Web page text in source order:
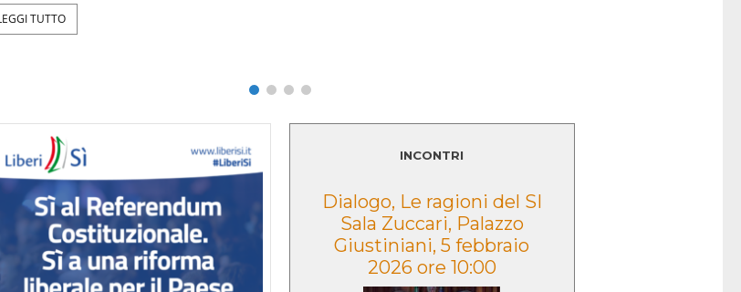
INCONTRI
Critica della ragion
secolare, Le Lettere, 2025
Dialogo, Le ragioni del SI
Sala Zuccari, Palazzo
Giustiniani, 5 febbraio
2026 ore 10:00